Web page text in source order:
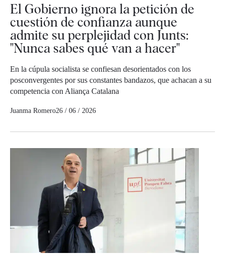
El Gobierno ignora la petición de
cuestión de confianza aunque
admite su perplejidad con Junts:
"Nunca sabes qué van a hacer"
En la cúpula socialista se confiesan desorientados con los
posconvergentes por sus constantes bandazos, que achacan a su
competencia con Aliança Catalana
Juanma Romero26 / 06 / 2026